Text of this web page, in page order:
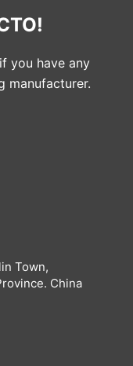
you have any
manufacturer.
Town,
China